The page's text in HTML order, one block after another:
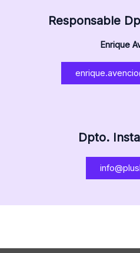
Responsable
Enrique
Dpto.